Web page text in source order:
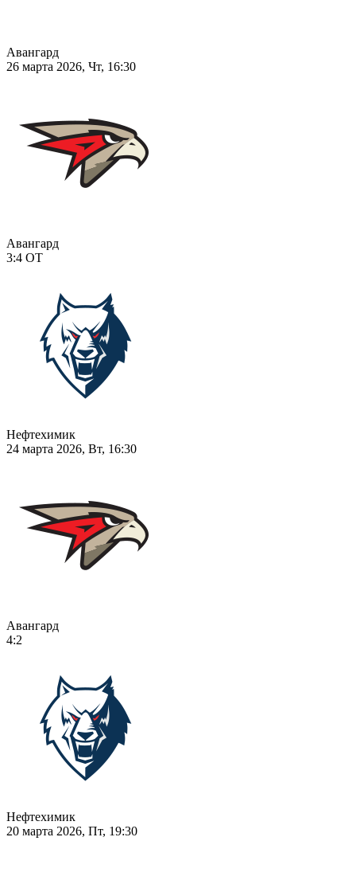
Авангард
26 марта 2026, Чт, 16:30
Авангард
3:4 ОТ
Нефтехимик
24 марта 2026, Вт, 16:30
Авангард
4:2
Нефтехимик
20 марта 2026, Пт, 19:30